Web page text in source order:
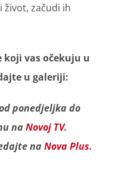
začudi ih
vas očekuju u
u galeriji:
ponedjeljka do
naNovoj TV.
naNova Plus.